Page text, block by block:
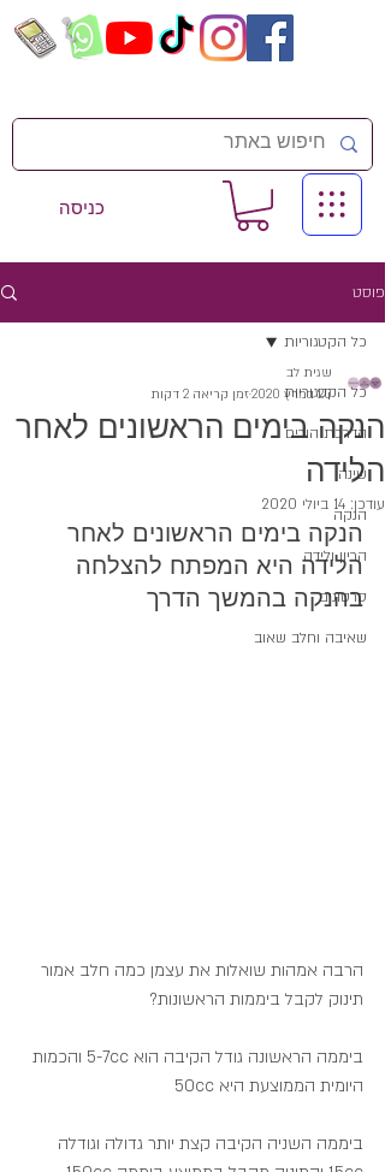
כניסה
פוסט
כל הקטגוריות
הדרכת הורים
שינה
הנקה
הריון ולידה
סרטונים
שאיבה וחלב שאוב
כל הקטגוריות
הנקה בימים הראשונים לאחר
הלידה
שגית לב
20 במרץ 2020
זמן קריאה 2 דקות
עודכן: 14 ביולי 2020
הנקה בימים הראשונים לאחר
הלידה היא המפתח להצלחה
בהנקה בהמשך הדרך
הרבה אמהות שואלות את עצמן כמה חלב אמור
תינוק לקבל ביממות הראשונות?
ביממה הראשונה גודל הקיבה הוא 5-7cc והכמות
היומית הממוצעת היא 50cc
ביממה השניה הקיבה קצת יותר גדולה וגודלה